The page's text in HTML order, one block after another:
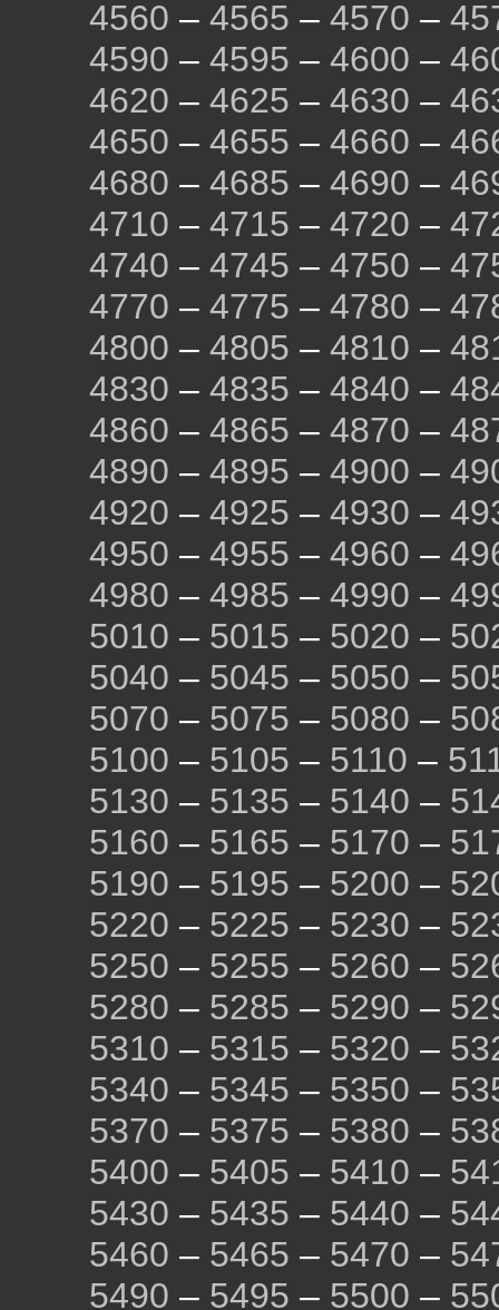
4560 – 4565 – 4570 –
4590 – 4595 – 4600 –
4620 – 4625 – 4630 –
4650 – 4655 – 4660 –
4680 – 4685 – 4690 –
4710 – 4715 – 4720 –
4740 – 4745 – 4750 –
4770 – 4775 – 4780 –
4800 – 4805 – 4810 –
4830 – 4835 – 4840 –
4860 – 4865 – 4870 –
4890 – 4895 – 4900 –
4920 – 4925 – 4930 –
4950 – 4955 – 4960 –
4980 – 4985 – 4990 –
5010 – 5015 – 5020 –
5040 – 5045 – 5050 –
5070 – 5075 – 5080 –
5100 – 5105 – 5110 –
5130 – 5135 – 5140 –
5160 – 5165 – 5170 –
5190 – 5195 – 5200 –
5220 – 5225 – 5230 –
5250 – 5255 – 5260 –
5280 – 5285 – 5290 –
5310 – 5315 – 5320 –
5340 – 5345 – 5350 –
5370 – 5375 – 5380 –
5400 – 5405 – 5410 –
5430 – 5435 – 5440 –
5460 – 5465 – 5470 –
5490 – 5495 – 5500 –